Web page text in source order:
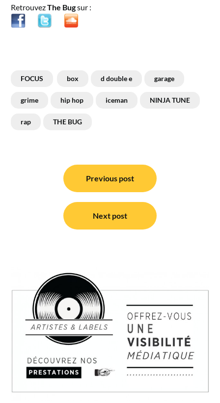
RetrouvezThe Bugsur :
FOCUS box d double e garage
grime hip hop iceman NINJA TUNE
rap THE BUG
Navigation
Previous post
Next post